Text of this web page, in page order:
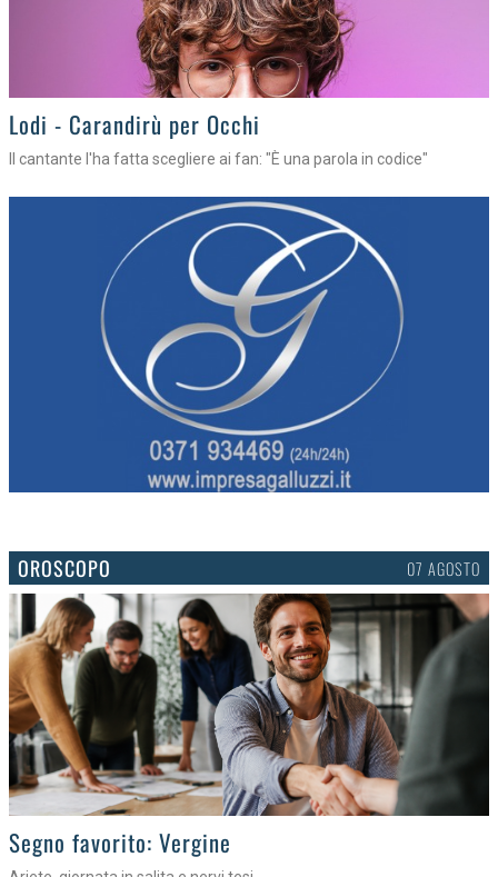
Lodi - Carandirù per Occhi
Il cantante l'ha fatta scegliere ai fan: "È una parola in codice"
OROSCOPO 07 AGOSTO
>
Segno favorito: Vergine